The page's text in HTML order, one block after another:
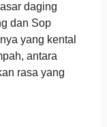
daging
dan Sop
yang kental
antara
rasa yang